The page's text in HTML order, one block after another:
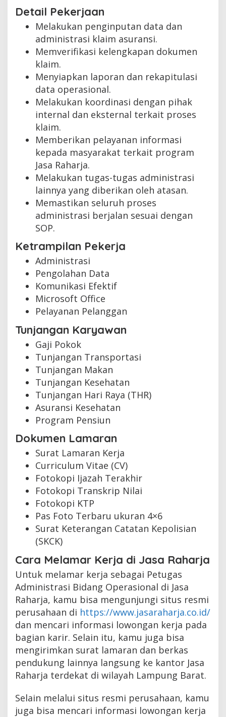
Detail Pekerjaan
Melakukan penginputan data dan
administrasi klaim asuransi.
Memverifikasi kelengkapan dokumen
klaim.
Menyiapkan laporan dan rekapitulasi
data operasional.
Melakukan koordinasi dengan pihak
internal dan eksternal terkait proses
klaim.
Memberikan pelayanan informasi
kepada masyarakat terkait program
Jasa Raharja.
Melakukan tugas-tugas administrasi
lainnya yang diberikan oleh atasan.
Memastikan seluruh proses
administrasi berjalan sesuai dengan
SOP.
Ketrampilan Pekerja
Administrasi
Pengolahan Data
Komunikasi Efektif
Microsoft Office
Pelayanan Pelanggan
Tunjangan Karyawan
Gaji Pokok
Tunjangan Transportasi
Tunjangan Makan
Tunjangan Kesehatan
Tunjangan Hari Raya (THR)
Asuransi Kesehatan
Program Pensiun
Dokumen Lamaran
Surat Lamaran Kerja
Curriculum Vitae (CV)
Fotokopi Ijazah Terakhir
Fotokopi Transkrip Nilai
Fotokopi KTP
Pas Foto Terbaru ukuran 4×6
Surat Keterangan Catatan Kepolisian
(SKCK)
Cara Melamar Kerja di Jasa Raharja
Untuk melamar kerja sebagai Petugas
Administrasi Bidang Operasional di Jasa
Raharja, kamu bisa mengunjungi situs resmi
perusahaan di https://www.jasaraharja.co.id/
dan mencari informasi lowongan kerja pada
bagian karir. Selain itu, kamu juga bisa
mengirimkan surat lamaran dan berkas
pendukung lainnya langsung ke kantor Jasa
Raharja terdekat di wilayah Lampung Barat.
Selain melalui situs resmi perusahaan, kamu
juga bisa mencari informasi lowongan kerja